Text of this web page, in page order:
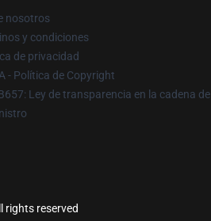
nosotros
y condiciones
de privacidad
- Política de Copyright
Ley de transparencia en la cadena de
rights reserved